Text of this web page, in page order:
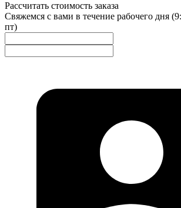
Рассчитать стоимость заказа
Свяжемся с вами в течение рабочего дня
пт)